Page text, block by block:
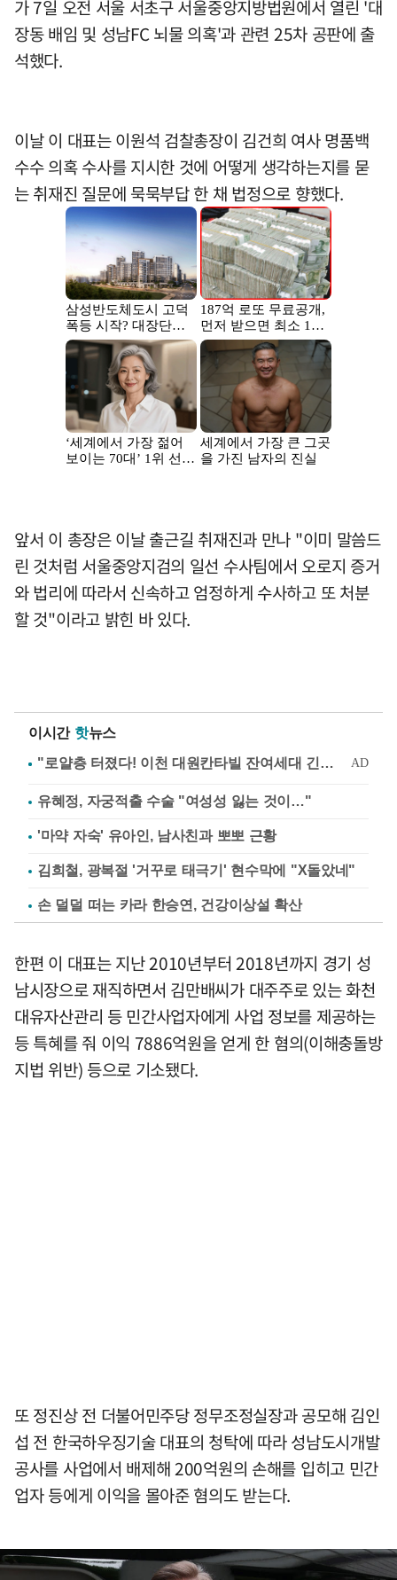
가 7일 오전 서울 서초구 서울중앙지방법원에서 열린 '대
장동 배임 및 성남FC 뇌물 의혹'과 관련 25차 공판에 출
석했다.
이날 이 대표는 이원석 검찰총장이 김건희 여사 명품백
수수 의혹 수사를 지시한 것에 어떻게 생각하는지를 묻
는 취재진 질문에 묵묵부답 한 채 법정으로 향했다.
앞서 이 총장은 이날 출근길 취재진과 만나 "이미 말씀드
린 것처럼 서울중앙지검의 일선 수사팀에서 오로지 증거
와 법리에 따라서 신속하고 엄정하게 수사하고 또 처분
할 것"이라고 밝힌 바 있다.
이시간 핫뉴스
유혜정, 자궁적출 수술 "여성성 잃는 것이…"
'마약 자숙' 유아인, 남사친과 뽀뽀 근황
김희철, 광복절 '거꾸로 태극기' 현수막에 "X돌았네"
손 덜덜 떠는 카라 한승연, 건강이상설 확산
한편 이 대표는 지난 2010년부터 2018년까지 경기 성
남시장으로 재직하면서 김만배씨가 대주주로 있는 화천
대유자산관리 등 민간사업자에게 사업 정보를 제공하는
등 특혜를 줘 이익 7886억원을 얻게 한 혐의(이해충돌방
지법 위반) 등으로 기소됐다.
또 정진상 전 더불어민주당 정무조정실장과 공모해 김인
섭 전 한국하우징기술 대표의 청탁에 따라 성남도시개발
공사를 사업에서 배제해 200억원의 손해를 입히고 민간
업자 등에게 이익을 몰아준 혐의도 받는다.